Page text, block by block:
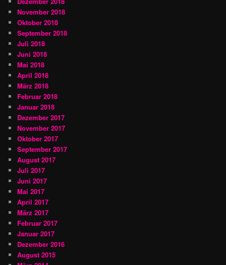
November 2018
Oktober 2018
September 2018
Juli 2018
Juni 2018
Mai 2018
April 2018
März 2018
Februar 2018
Januar 2018
Dezember 2017
November 2017
Oktober 2017
September 2017
August 2017
Juli 2017
Juni 2017
Mai 2017
April 2017
März 2017
Februar 2017
Januar 2017
Dezember 2016
August 2015